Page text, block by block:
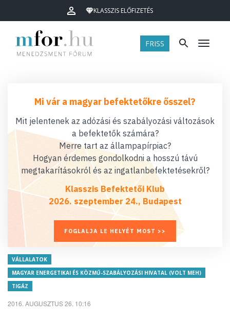
KLASSZIS ELŐFIZETÉS
FRISS Menü
Mi vár a magyar befektetőkre ősszel?
Mit jelentenek az adózási és szabályozási változások
a befektetők számára?
Merre tart az állampapírpiac?
Hogyan érdemes gondolkodni a hosszú távú
megtakarításokról és az ingatlanbefektetésekről?
Klasszis Befektetői Klub
2026. szeptember 24., Budapest
FOGLALJA LE HELYÉT MOST >>
VÁLLALATOK
MAGYAR ENERGETIKAI ÉS KÖZMŰ-SZABÁLYOZÁSI HIVATAL (VOLT MEH)
TIGÁZ
2016. AUGUSZTUS 26. 10:16